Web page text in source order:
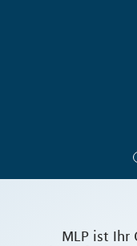
MLP ist Ihr